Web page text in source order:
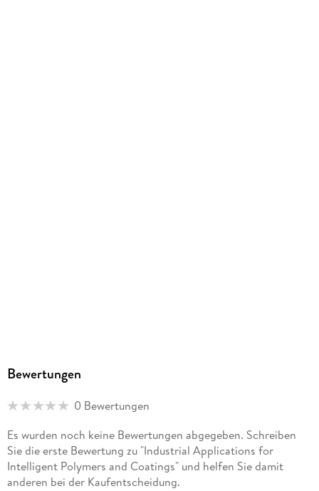
Bewertungen
0 Bewertungen
Es wurden noch keine Bewertungen abgegeben. Schreiben
Sie die erste Bewertung zu "Industrial Applications for
Intelligent Polymers and Coatings" und helfen Sie damit
anderen bei der Kaufentscheidung.